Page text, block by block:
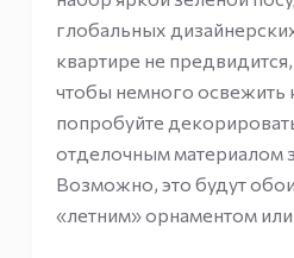
глобальных
квартире не
чтобы немного
попробуйте
отделочным материалом
Возможно, это будут
«летним» орнаментом